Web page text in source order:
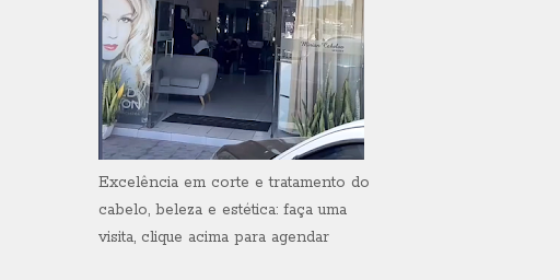
Excelência em corte e tratamento do
cabelo, beleza e estética: faça uma
visita, clique acima para agendar